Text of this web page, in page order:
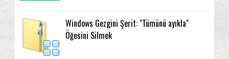
Windows Gezgini Şerit: "Tümünü ayıkla"
Öğesini Silmek